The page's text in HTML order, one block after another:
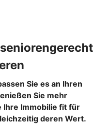
Sie es an Ihren
Sie mehr
Ihre Immobilie fit für
deren Wert.